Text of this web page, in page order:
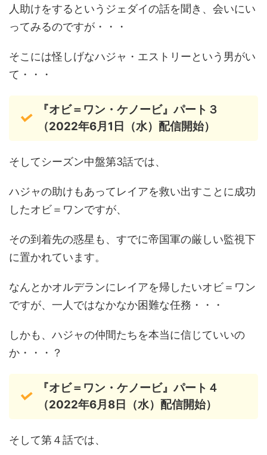
人助けをするというジェダイの話を聞き、会いにい
ってみるのですが・・・
そこには怪しげなハジャ・エストリーという男がい
て・・・
『オビ＝ワン・ケノービ』パート３
（2022年6月1日（水）配信開始）
そしてシーズン中盤第3話では、
ハジャの助けもあってレイアを救い出すことに成功
したオビ＝ワンですが、
その到着先の惑星も、すでに帝国軍の厳しい監視下
に置かれています。
なんとかオルデランにレイアを帰したいオビ＝ワン
ですが、一人ではなかなか困難な任務・・・
しかも、ハジャの仲間たちを本当に信じていいの
か・・・？
『オビ＝ワン・ケノービ』パート４
（2022年6月8日（水）配信開始）
そして第４話では、